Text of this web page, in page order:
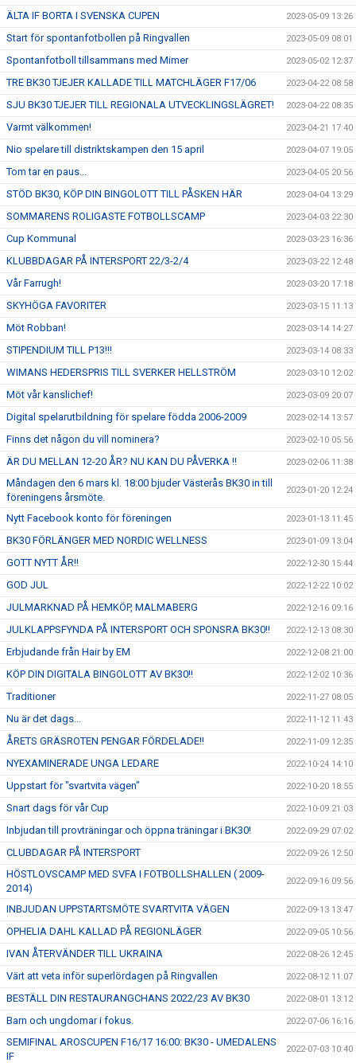
ÄLTA IF BORTA I SVENSKA CUPEN 2023-05-09 13:26
Start för spontanfotbollen på Ringvallen 2023-05-09 08:01
Spontanfotboll tillsammans med Mimer 2023-05-02 12:37
TRE BK30 TJEJER KALLADE TILL MATCHLÄGER F17/06 2023-04-22 08:58
SJU BK30 TJEJER TILL REGIONALA UTVECKLINGSLÄGRET! 2023-04-22 08:35
Varmt välkommen! 2023-04-21 17:40
Nio spelare till distriktskampen den 15 april 2023-04-07 19:05
Tom tar en paus... 2023-04-05 20:56
STÖD BK30, KÖP DIN BINGOLOTT TILL PÅSKEN HÄR 2023-04-04 13:29
SOMMARENS ROLIGASTE FOTBOLLSCAMP 2023-04-03 22:30
Cup Kommunal 2023-03-23 16:36
KLUBBDAGAR PÅ INTERSPORT 22/3-2/4 2023-03-22 12:48
Vår Farrugh! 2023-03-20 17:18
SKYHÖGA FAVORITER 2023-03-15 11:13
Möt Robban! 2023-03-14 14:27
STIPENDIUM TILL P13!!! 2023-03-14 08:33
WIMANS HEDERSPRIS TILL SVERKER HELLSTRÖM 2023-03-10 12:02
Möt vår kanslichef! 2023-03-09 20:07
Digital spelarutbildning för spelare födda 2006-2009 2023-02-14 13:57
Finns det någon du vill nominera? 2023-02-10 05:56
ÄR DU MELLAN 12-20 ÅR? NU KAN DU PÅVERKA !! 2023-02-06 11:38
Måndagen den 6 mars kl. 18:00 bjuder Västerås BK30 in till
föreningens årsmöte.
2023-01-20 12:24
Nytt Facebook konto för föreningen 2023-01-13 11:45
BK30 FÖRLÄNGER MED NORDIC WELLNESS 2023-01-09 13:04
GOTT NYTT ÅR!! 2022-12-30 15:44
GOD JUL 2022-12-22 10:02
JULMARKNAD PÅ HEMKÖP, MALMABERG 2022-12-16 09:16
JULKLAPPSFYNDA PÅ INTERSPORT OCH SPONSRA BK30!! 2022-12-13 08:30
Erbjudande från Hair by EM 2022-12-08 21:00
KÖP DIN DIGITALA BINGOLOTT AV BK30!! 2022-12-02 10:36
Traditioner 2022-11-27 08:05
Nu är det dags... 2022-11-12 11:43
ÅRETS GRÄSROTEN PENGAR FÖRDELADE!! 2022-11-09 12:35
NYEXAMINERADE UNGA LEDARE 2022-10-24 14:10
Uppstart för "svartvita vägen" 2022-10-20 18:55
Snart dags för vår Cup 2022-10-09 21:03
Inbjudan till provträningar och öppna träningar i BK30! 2022-09-29 07:02
CLUBDAGAR PÅ INTERSPORT 2022-09-26 12:50
HÖSTLOVSCAMP MED SVFA I FOTBOLLSHALLEN ( 2009-
2014)
2022-09-16 09:56
INBJUDAN UPPSTARTSMÖTE SVARTVITA VÄGEN 2022-09-13 13:47
OPHELIA DAHL KALLAD PÅ REGIONLÄGER 2022-09-05 10:56
IVAN ÅTERVÄNDER TILL UKRAINA 2022-08-26 12:45
Värt att veta inför superlördagen på Ringvallen 2022-08-12 11:07
BESTÄLL DIN RESTAURANGCHANS 2022/23 AV BK30 2022-08-01 13:12
Barn och ungdomar i fokus. 2022-07-06 16:16
SEMIFINAL AROSCUPEN F16/17 16:00: BK30 - UMEDALENS
IF
2022-07-03 10:40